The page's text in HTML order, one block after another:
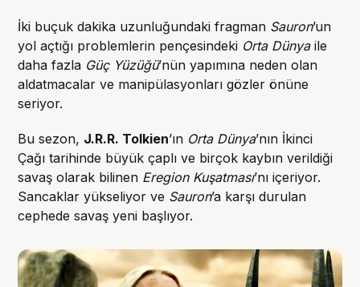
İki buçuk dakika uzunluğundaki fragman Sauron’un
yol açtığı problemlerin pençesindeki Orta Dünyaile
daha fazla Güç Yüzüğü’nün yapımına neden olan
aldatmacalar ve manipülasyonları gözler önüne
seriyor.
Bu sezon, J.R.R. Tolkien’ın Orta Dünya’nın İkinci
Çağı tarihinde büyük çaplı ve birçok kaybın verildiği
savaş olarak bilinen Eregion Kuşatması’nı içeriyor.
Sancaklar yükseliyor ve Sauron’a karşı durulan
cephede savaş yeni başlıyor.